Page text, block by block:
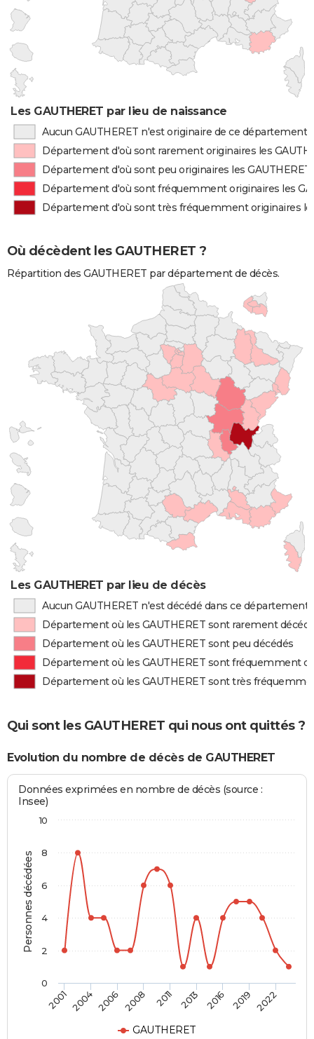
Les GAUTHERET par lieu de naissance
Aucun GAUTHERET n'est originaire de ce département
Département d'où sont rarement originaires les
Département d'où sont peu originaires les GAUTHERET
Département d'où sont fréquemment originaires les
Département d'où sont très fréquemment originaires
Où décèdent les GAUTHERET ?
Répartition des GAUTHERET par département de décès.
Les GAUTHERET par lieu de décès
Aucun GAUTHERET n'est décédé dans ce département
Département où les GAUTHERET sont rarement
Département où les GAUTHERET sont peu décédés
Département où les GAUTHERET sont fréquemment
Département où les GAUTHERET sont très
Qui sont les GAUTHERET qui nous ont quittés ?
Evolution du nombre de décès de GAUTHERET
Personnes décédées
Données exprimées en nombre de décès (source :
Insee)
GAUTHERET
2001 2004 2006 2008 2011 2013 2016 2019 2022
0
2
4
6
8
10